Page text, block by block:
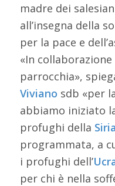
madre dei
all’insegna della
per la pace e
«In
parrocchia»,
Viviano sdb «per
abbiamo iniziato
profughi della Siria
programmata, a
i profughi dell’
per chi è nella